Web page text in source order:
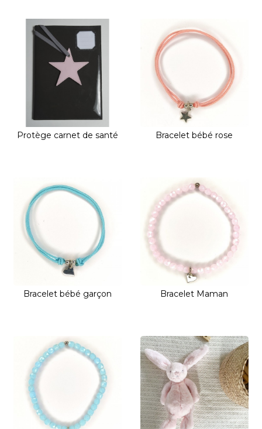
Protège carnet de santé Bracelet bébé rose
Bracelet bébé garçon Bracelet Maman